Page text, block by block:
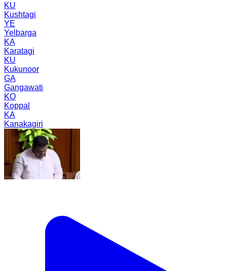
KU
Kushtagi
YE
Yelbarga
KA
Karatagi
KU
Kukunoor
GA
Gangawati
KO
Koppal
KA
Kanakagiri